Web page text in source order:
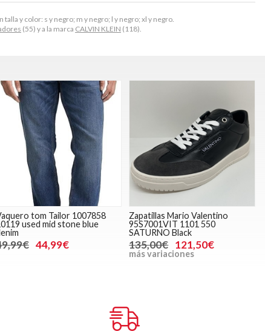
y color: s y negro; m y negro; l y negro; xl y negro.
(55) y a la marca CALVIN KLEIN (118).
tom Tailor 1007858
used mid stone blue
44,99€
Zapatillas Mario Valentino
95S7001VIT 1101 550
SATURNO Black
135,00€ 121,50€
más variaciones